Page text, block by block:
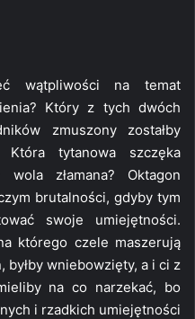
wątpliwości na temat
Który z tych dwóch
zmuszony zostałby
tytanowa szczęka
wola złamana? Oktagon
brutalności, gdyby tym
swoje umiejętności.
którego czele maszerują
byłby wniebowzięty, a i ci z
na co narzekać, bo
i rzadkich umiejętności